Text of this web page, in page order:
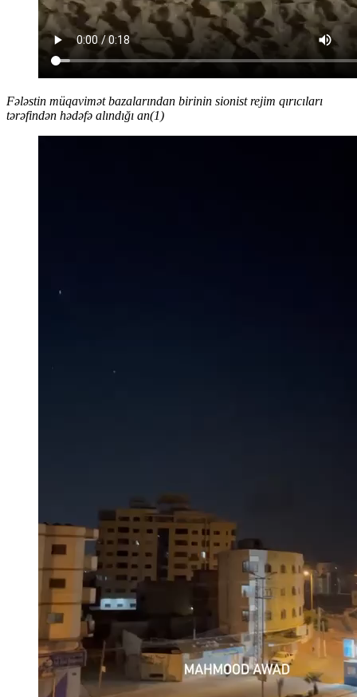
Fələstin müqavimət bazalarından birinin sionist rejim qırıcıları
tərəfindən hədəfə alındığı an(1)